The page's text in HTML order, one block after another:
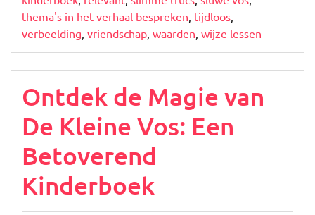
thema's in het verhaal bespreken, tijdloos,
verbeelding, vriendschap, waarden, wijze lessen
Ontdek de Magie van
De Kleine Vos: Een
Betoverend
Kinderboek